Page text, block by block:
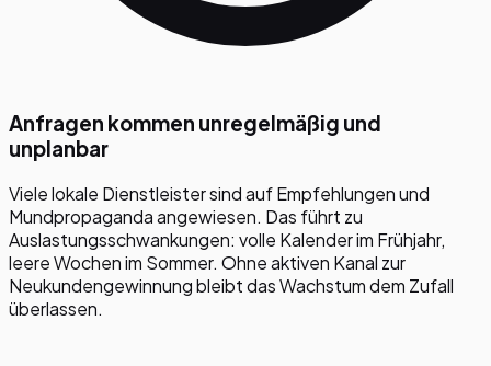
Anfragen kommen unregelmäßig und
unplanbar
Viele lokale Dienstleister sind auf Empfehlungen und
Mundpropaganda angewiesen. Das führt zu
Auslastungsschwankungen: volle Kalender im Frühjahr,
leere Wochen im Sommer. Ohne aktiven Kanal zur
Neukundengewinnung bleibt das Wachstum dem Zufall
überlassen.